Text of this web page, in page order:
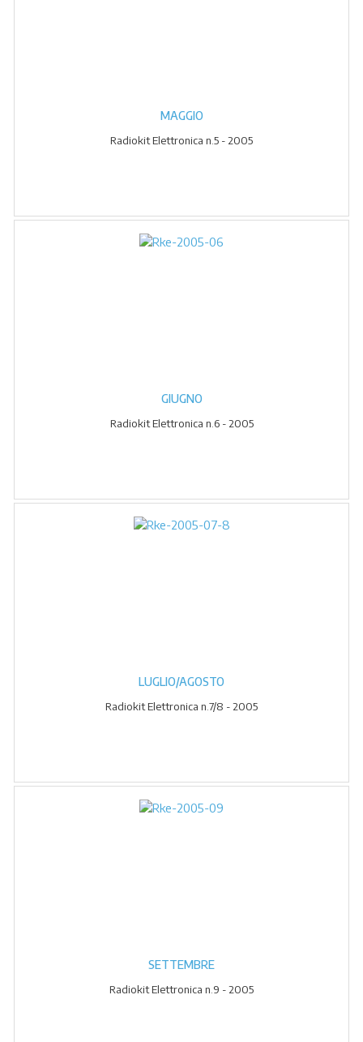
MAGGIO
Radiokit Elettronica n.5 - 2005
GIUGNO
Radiokit Elettronica n.6 - 2005
LUGLIO/AGOSTO
Radiokit Elettronica n.7/8 - 2005
SETTEMBRE
Radiokit Elettronica n.9 - 2005